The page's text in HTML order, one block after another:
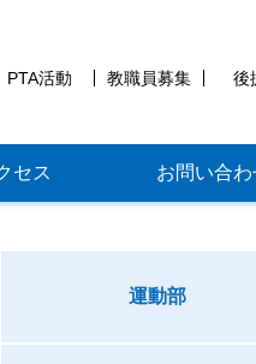
PTA活動 教職員募集 後
セス お問い合わ
運動部